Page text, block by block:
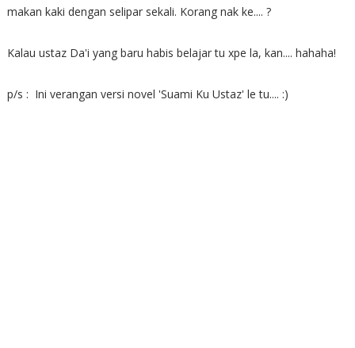
makan kaki dengan selipar sekali. Korang nak ke.... ?
Kalau ustaz Da'i yang baru habis belajar tu xpe la, kan.... hahaha!
p/s : Ini verangan versi novel 'Suami Ku Ustaz' le tu.... :)